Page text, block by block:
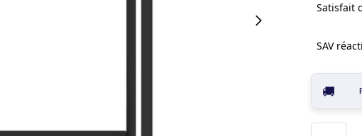
Satisfait
SAV